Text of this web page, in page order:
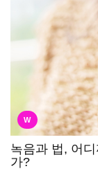
W
녹음과 법, 어
가?